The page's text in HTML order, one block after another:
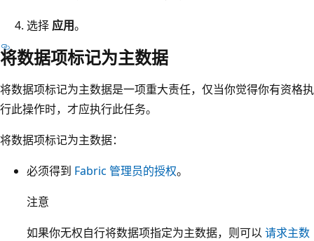
选择 应用。
将数据项标记为主数据
将数据项标记为主数据是一项重大责任，仅当你觉得你有资格执
行此操作时，才应执行此任务。
将数据项标记为主数据：
必须得到 Fabric 管理员的授权。
注意
如果你无权自行将数据项指定为主数据，则可以 请求主数